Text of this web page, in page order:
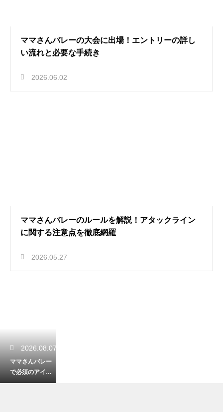
ママさんバレーの大会に出場！エントリーの詳し
い流れと必要な手続き
2026.06.02
ママさんバレーのルールを解説！アタックライン
に関する注意点を徹底網羅
2026.05.27
2026.08.07
ママさんバレー
で必須のアイテ
ム！怪我を防ぐ